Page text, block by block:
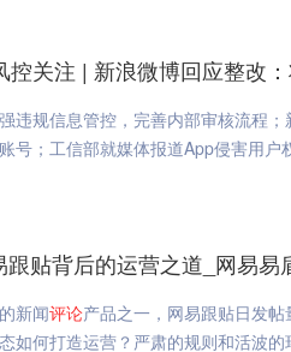
控关注 | 新浪微博回应整改
违规信息管控，完善内部审核流程
号；工信部就媒体报道App侵害用
贴背后的运营之道_网易易
新闻评论产品之一，网易跟贴日发
如何打造运营？严肃的规则和活波